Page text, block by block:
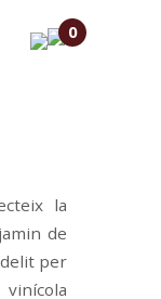
0
la
de
per